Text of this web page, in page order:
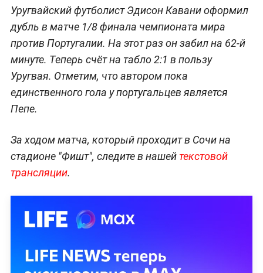
Уругвайский футболист Эдисон Кавани оформил
дубль в матче 1/8 финала чемпионата мира
против Португалии. На этот раз он забил на 62-й
минуте. Теперь счёт на табло 2:1 в пользу
Уругвая. Отметим, что автором пока
единственного гола у португальцев является
Пепе.
За ходом матча, который проходит в Сочи на
стадионе "Фишт", следите в нашей текстовой
трансляции.